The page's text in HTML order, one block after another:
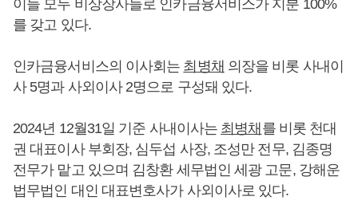
이들 모두 비상장사들로 인카금융서비스가 지분 100%
를 갖고 있다.
인카금융서비스의 이사회는 최병채 의장을 비롯 사내이
사 5명과 사외이사 2명으로 구성돼 있다.
2024년 12월31일 기준 사내이사는 최병채 를 비롯 천대
권 대표이사 부회장, 심두섭 사장, 조성만 전무, 김종명
전무가 맡고 있으며 김창환 세무법인 세광 고문, 강해운
법무법인 대인 대표변호사가 사외이사로 있다.